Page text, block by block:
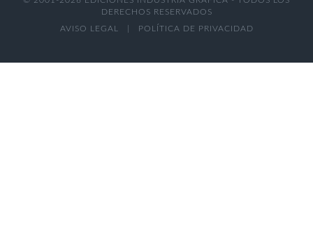
DERECHOS RESERVADOS
AVISO LEGAL
POLÍTICA DE PRIVACIDAD